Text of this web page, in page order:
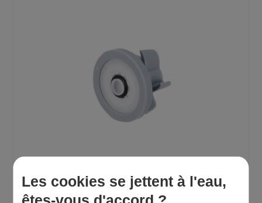
Les cookies se jettent à l'eau,